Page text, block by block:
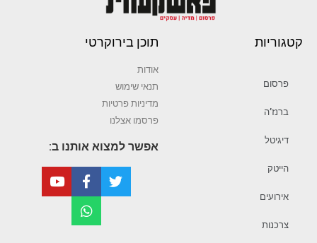
קטגוריות
פרסום
ברנז’ה
דיגיטל
הייטק
אירועים
צרכנות
תוכן בירוקרטי
אודות
תנאי שימוש
מדיניות פרטיות
פרסמו אצלנו
אפשר למצוא אותנו ב: